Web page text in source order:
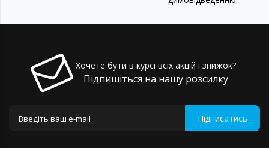
Хочете бути в курсі всіх акцій і знижок?
Підпишіться на нашу розсилку
Підписатись